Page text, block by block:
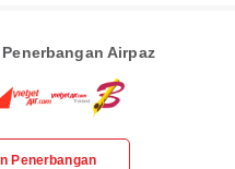
Airpaz
Penerbangan